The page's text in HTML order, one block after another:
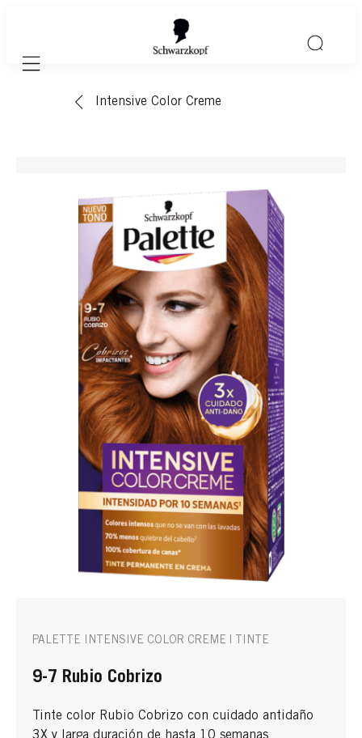
Mobile navigation
Intensive Color Creme
PALETTE INTENSIVE COLOR CREME | TINTE
9-7 Rubio Cobrizo
Tinte color Rubio Cobrizo con cuidado antidaño
3X y larga duración de hasta 10 semanas